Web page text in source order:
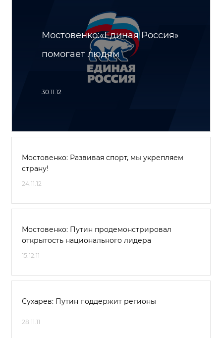
Мостовенко:«Единая Россия»
помогает людям
30.11.12
Мостовенко: Развивая спорт, мы укрепляем
страну!
24.11.12
Мостовенко: Путин продемонстрировал
открытость национального лидера
15.12.11
Сухарев: Путин поддержит регионы
28.11.11